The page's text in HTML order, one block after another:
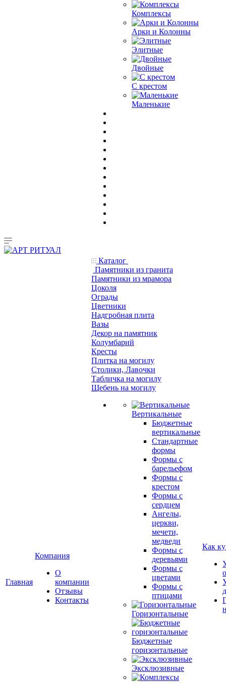
Комплексы
Арки и Колонны
Элитные
Двойные
С крестом
Маленькие
Главная
Компания
О
компании
Отзывы
Контакты
Каталог
Памятники из гранита
Памятники из мрамора
Цоколя
Ограды
Цветники
Надгробная плита
Вазы
Декор на памятник
Колумбарий
Кресты
Плитка на могилу
Столики, Лавочки
Табличка на могилу
Щебень на могилу
Вертикальные
Бюджетные
вертикальные
Стандартные
формы
Формы с
барельефом
Формы с
крестом
Формы с
сердцем
Ангелы,
церкви,
мечети,
медведи
Формы с
деревьями
Формы с
цветами
Формы с
птицами
Горизонтальные
Бюджетные
горизонтальные
Эксклюзивные
Как